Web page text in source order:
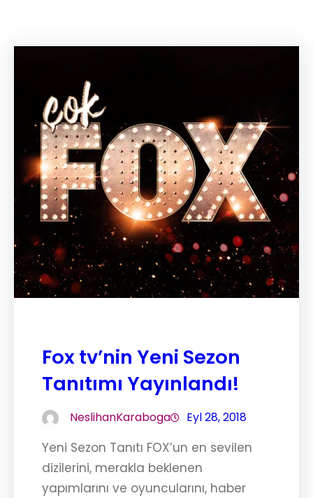
Fox tv’nin Yeni Sezon
Tanıtımı Yayınlandı!
NeslihanKaraboga Eyl 28, 2018
Yeni Sezon Tanıtı FOX’un en sevilen
dizilerini, merakla beklenen
yapımlarını ve oyuncularını, haber